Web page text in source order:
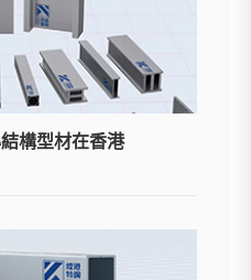
構型材在香港